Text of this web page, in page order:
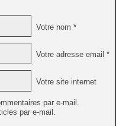
Votre nom *
Votre adresse email *
Votre site internet
par e-mail.
par e-mail.